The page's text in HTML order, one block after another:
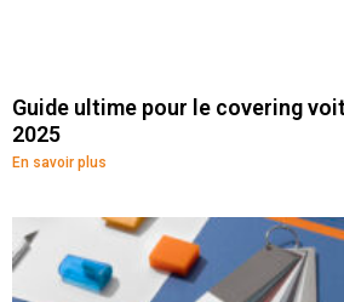
Guide ultime pour le covering
2025
En savoir plus